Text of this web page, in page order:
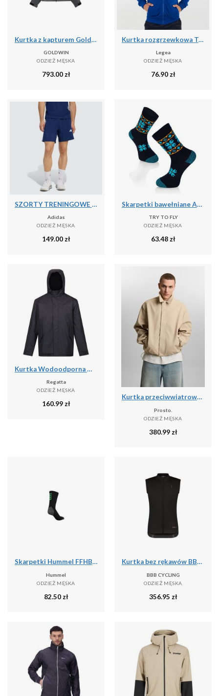
Kurtka z kapturem Goldwin Tonalith
GOLDWIN
ODZIEŻ MĘSKA
793.00zł
Kurtka rozgrzewkowa Turcja niebiesko-biała
Legea
ODZIEŻ MĘSKA
76.90zł
SZORTY TRENINGOWE WORKOUT ESSENTIALS BASE 3 STRIPES WOVEN
Adidas
ODZIEŻ MĘSKA
149.00zł
Skarpetki bawełniane Active Lifestyle Skarpetki ETHNO Granatowe
TRY TO FLY
ODZIEŻ MĘSKA
63.48zł
Kurtka Wodoodporna Męska Sterlings IV
Regatta
ODZIEŻ MĘSKA
160.99zł
Kurtka przeciwwiatrowa męska Prosto Splash
Prosto.
ODZIEŻ MĘSKA
380.99 zł
Skarpetki Hummel FFHB Pro
Hummel
ODZIEŻ MĘSKA
82.50 zł
Kurtka bez rękawów BBB Cycling Triguard
BBB CYCLING
ODZIEŻ MĘSKA
356.95 zł